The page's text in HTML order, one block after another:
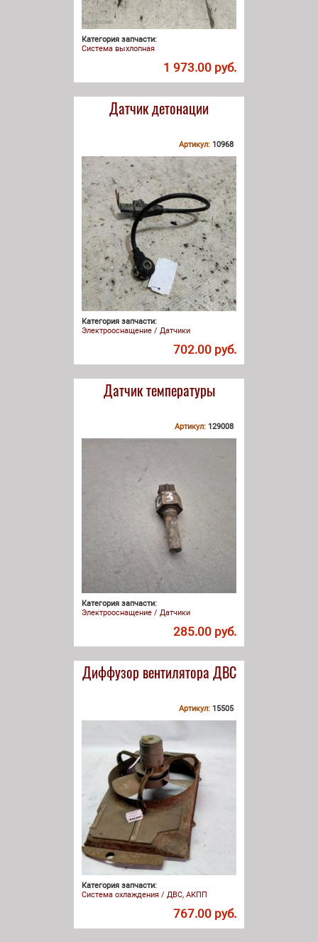
Категория запчасти:
Система выхлопная
1 973.00 руб.
Датчик детонации
Артикул: 10968
Категория запчасти:
Электрооснащение / Датчики
702.00 руб.
Датчик температуры
Артикул: 129008
Категория запчасти:
Электрооснащение / Датчики
285.00 руб.
Диффузор вентилятора ДВС
Артикул: 15505
Категория запчасти:
Система охлаждения / ДВС, АКПП
767.00 руб.